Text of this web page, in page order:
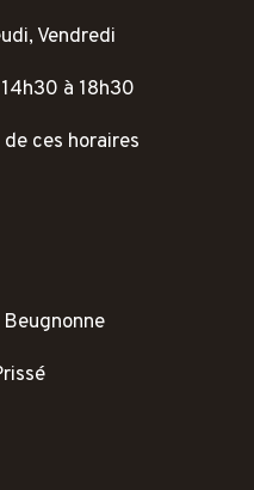
Vendredi
à 18h30
ces horaires